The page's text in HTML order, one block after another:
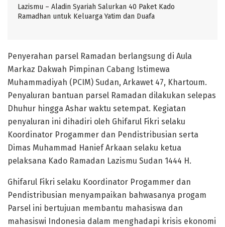
Lazismu – Aladin Syariah Salurkan 40 Paket Kado
Ramadhan untuk Keluarga Yatim dan Duafa
Penyerahan parsel Ramadan berlangsung di Aula
Markaz Dakwah Pimpinan Cabang Istimewa
Muhammadiyah (PCIM) Sudan, Arkawet 47, Khartoum.
Penyaluran bantuan parsel Ramadan dilakukan selepas
Dhuhur hingga Ashar waktu setempat. Kegiatan
penyaluran ini dihadiri oleh Ghifarul Fikri selaku
Koordinator Progammer dan Pendistribusian serta
Dimas Muhammad Hanief Arkaan selaku ketua
pelaksana Kado Ramadan Lazismu Sudan 1444 H.
Ghifarul Fikri selaku Koordinator Progammer dan
Pendistribusian menyampaikan bahwasanya progam
Parsel ini bertujuan membantu mahasiswa dan
mahasiswi Indonesia dalam menghadapi krisis ekonomi